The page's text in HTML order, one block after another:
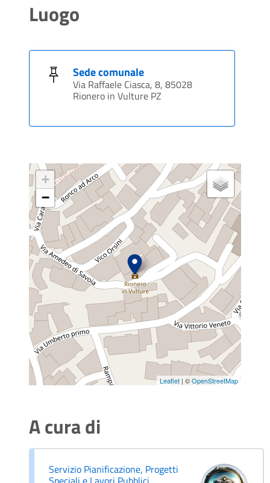
Luogo
Sede comunale
Via Raffaele Ciasca, 8, 85028
Rionero in Vulture PZ
+
−
Leaflet | ©OpenStreetMap
A cura di
Servizio Pianificazione, Progetti